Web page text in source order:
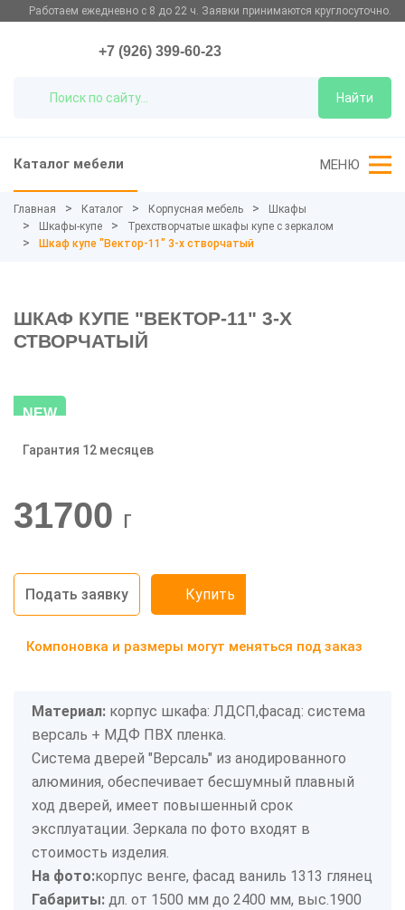
Работаем ежедневно с 8 до 22 ч. Заявки принимаются круглосуточно.
Найти
+7 (926) 399-60-23
Каталог мебели МЕНЮ
Главная Каталог Корпусная мебель
Шкафы
Шкафы-купе
Трехстворчатые шкафы купе с зеркалом
Шкаф купе "Вектор-11" 3-х створчатый
ШКАФ КУПЕ "ВЕКТОР-11" 3-Х
СТВОРЧАТЫЙ
NEW
-20%
Гарантия 12 месяцев
31700 г
Подать заявку Купить
Компоновка и размеры могут меняться под заказ
Материал: корпус шкафа: ЛДСП,фасад: система
версаль + МДФ ПВХ пленка.
Система дверей "Версаль" из анодированного
алюминия, обеспечивает бесшумный плавный
ход дверей, имеет повышенный срок
эксплуатации. Зеркала по фото входят в
стоимость изделия.
На фото:корпус венге, фасад ваниль 1313 глянец
Габариты: дл. от 1500 мм до 2400 мм, выс.1900